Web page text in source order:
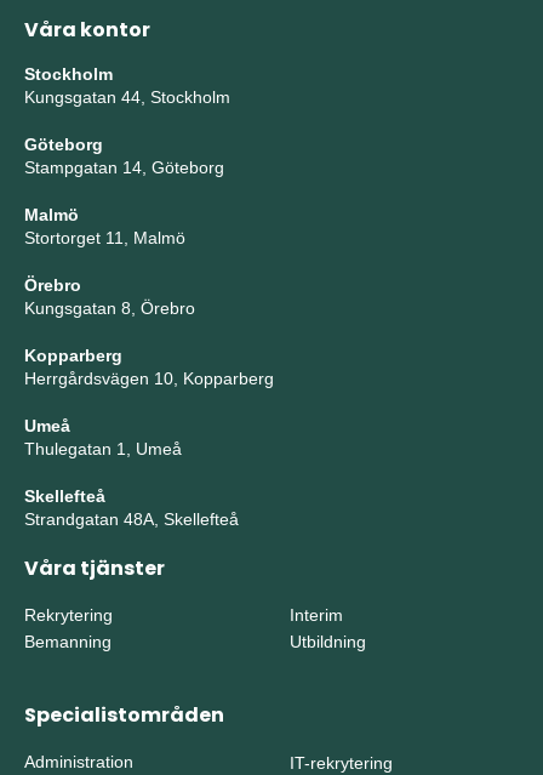
Våra kontor
Stockholm
Kungsgatan 44, Stockholm
Göteborg
Stampgatan 14, Göteborg
Malmö
Stortorget 11, Malmö
Örebro
Kungsgatan 8, Örebro
Kopparberg
Herrgårdsvägen 10, Kopparberg
Umeå
Thulegatan 1, Umeå
Skellefteå
Strandgatan 48A, Skellefteå
Våra tjänster
Rekrytering
Bemanning
Interim
Utbildning
Specialistområden
Administration
IT-rekrytering